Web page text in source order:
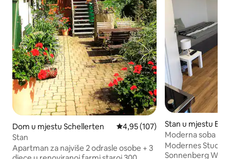
Dom u mjestu Schellerten Prosječna ocjena: 4,95 od 5,
4,95 (107)
Stan
Apartman za najviše 2 odrasle osobe + 3
Stan u mjestu
Moderna soba na
pogodna za
Modernes Studio
Sonnenberg Willkommen in unserem